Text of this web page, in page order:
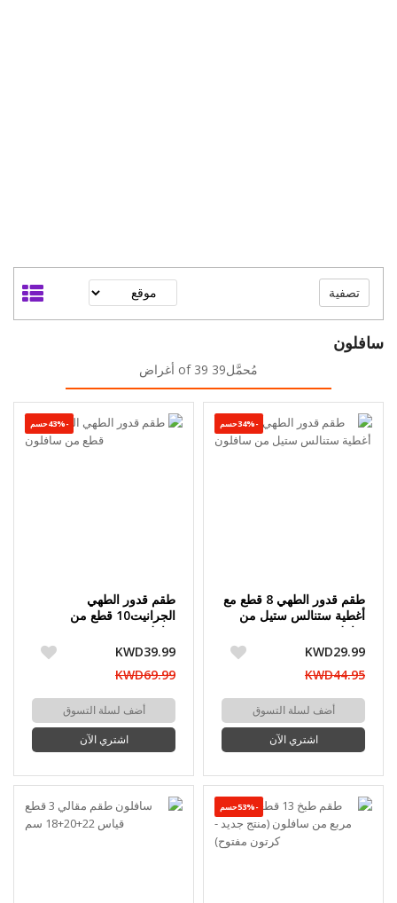
سافلون
مُحمَّل39 of 39 أغراض
-34%حسم
طقم قدور الطهي 8 قطع مع
أغطية ستنالس ستيل من
سافلون
KWD29.99
KWD44.95
أضف لسلة التسوق
اشتري الآن
-43%حسم
طقم قدور الطهي
الجرانيت10 قطع من
سافلون
KWD39.99
KWD69.99
أضف لسلة التسوق
اشتري الآن
-53%حسم
تصفية